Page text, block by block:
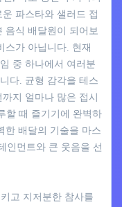
파스타와 샐러드 접
음식 배달원이 되어보
스가 아닙니다. 현재
중 하나에서 여러분
다. 균형 감각을 테스
지 얼마나 많은 접시
할 때 즐기기에 완벽하
한 배달의 기술을 마스
인먼트와 큰 웃음을 선
고 지저분한 참사를